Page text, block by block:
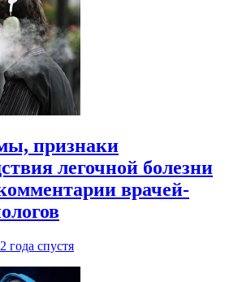
признаки
легочной болезни
врачей-
2 года спустя